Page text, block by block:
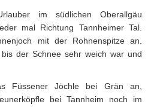
im südlichen Oberallgäu
mal Richtung Tannheimer Tal.
mit der Rohnenspitze an.
der Schnee sehr weich war und
Füssener Jöchle bei Grän an,
bei Tannheim noch im